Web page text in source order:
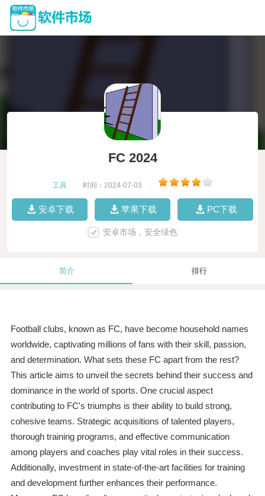
FC 2024
工具 时间：2024-07-03
安卓下载 苹果下载 PC下载
安卓市场，安全绿色
简介 排行
Football clubs, known as FC, have become household names
worldwide, captivating millions of fans with their skill, passion,
and determination. What sets these FC apart from the rest?
This article aims to unveil the secrets behind their success and
dominance in the world of sports. One crucial aspect
contributing to FC's triumphs is their ability to build strong,
cohesive teams. Strategic acquisitions of talented players,
thorough training programs, and effective communication
among players and coaches play vital roles in their success.
Additionally, investment in state-of-the-art facilities for training
and development further enhances their performance.